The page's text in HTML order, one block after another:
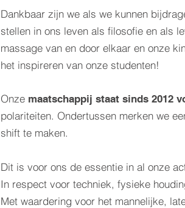
Dankbaar zijn we als we kunnen
stellen in ons leven als filosofie en als
massage van en door elkaar en onze
het inspireren van onze studenten!
Onze maatschappij staat sinds 2012
polariteiten. Ondertussen merken we
shift te maken.
Dit is voor ons de essentie in al onze
In respect voor techniek, fysieke
Met waardering voor het mannelijke,